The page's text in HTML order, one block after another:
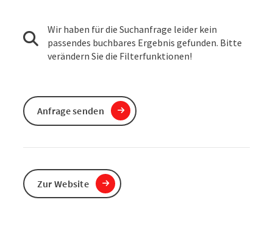
Wir haben für die Suchanfrage leider kein
passendes buchbares Ergebnis gefunden. Bitte
verändern Sie die Filterfunktionen!
Anfrage senden
Zur Website